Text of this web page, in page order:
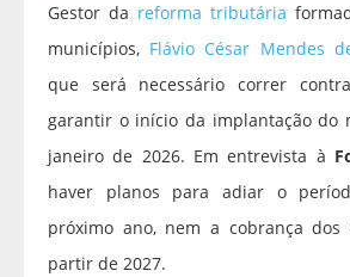
Gestor da reforma tributária
municípios, Flávio César Mendes
que será necessário correr
garantir o início da implantação do
janeiro de 2026. Em entrevista à
haver planos para adiar o
próximo ano, nem a cobrança
partir de 2027.